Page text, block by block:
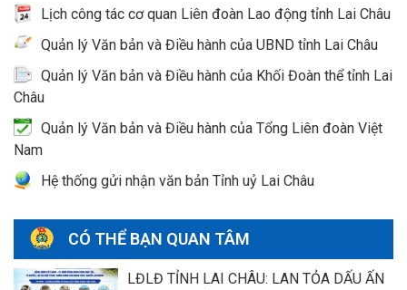
Lịch công tác cơ quan Liên đoàn Lao động tỉnh Lai Châu
Quản lý Văn bản và Điều hành của UBND tỉnh Lai Châu
Quản lý Văn bản và Điều hành của Khối Đoàn thể tỉnh Lai
Châu
Quản lý Văn bản và Điều hành của Tổng Liên đoàn Việt
Nam
Hệ thống gửi nhận văn bản Tỉnh uỷ Lai Châu
CÓ THỂ BẠN QUAN TÂM
LĐLĐ TỈNH LAI CHÂU: LAN TỎA DẤU ẤN